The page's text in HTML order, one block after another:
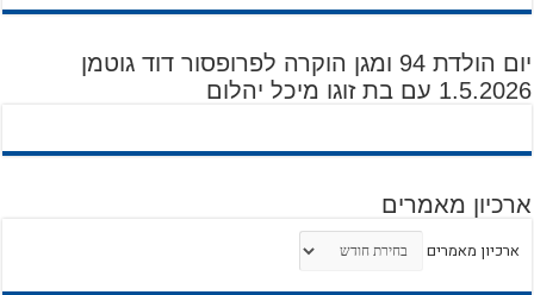
יום הולדת 94 ומגן הוקרה לפרופסור דוד גוטמן
1.5.2026 עם בת זוגו מיכל יהלום
ארכיון מאמרים
ארכיון מאמרים